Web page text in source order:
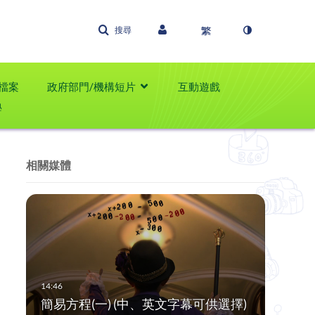
搜尋
案 政府部門/機構短片
互動遊戲
相關媒體
簡易方程(一) (中、英文字幕可供選擇)